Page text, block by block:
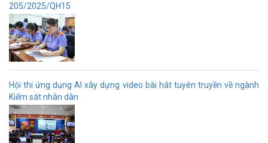
205/2025/QH15
Hội thi ứng dụng AI xây dựng video bài hát tuyên truyền về ngành
Kiểm sát nhân dân